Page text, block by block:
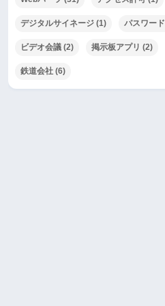
デジタルサイネージ (1) パスワード
ビデオ会議 (2) 掲示板アプリ (2)
鉄道会社 (6)